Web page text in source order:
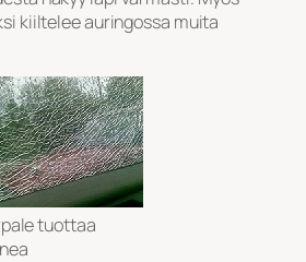
kiiltelee auringossa muita
tuottaa